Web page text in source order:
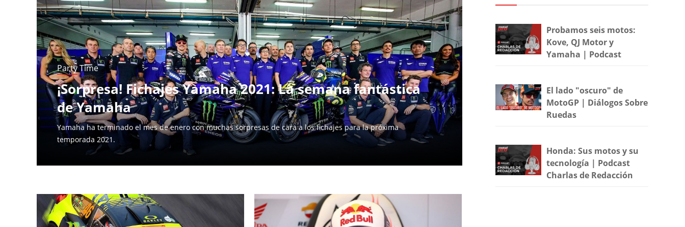
Party Time
¡Sorpresa! Fichajes Yamaha 2021: La semana fantástica
de Yamaha
Yamaha ha terminado el mes de enero con muchas sorpresas de cara a los fichajes para la próxima
temporada 2021.
Probamos seis motos:
Kove, QJ Motor y
Yamaha | Podcast
El lado "oscuro" de
MotoGP | Diálogos Sobre
Ruedas
Honda: Sus motos y su
tecnología | Podcast
Charlas de Redacción